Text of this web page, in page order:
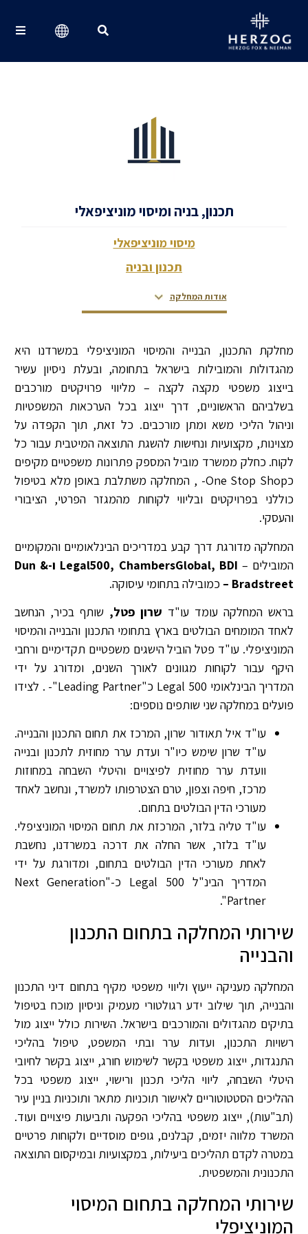
תכנון, בניה ומיסוי מוניציפאלי
מיסוי מוניציפאלי
תכנון ובניה
אודות המחלקה
צוות המחלקה
דירוגים ופרסים
צור קשר
מחלקת התכנון, הבנייה והמיסוי המוניציפלי במשרדנו היא
מהגדולות והמובילות בישראל בתחומה, ובעלת ניסיון עשיר
בייצוג משפטי מקצה לקצה – מליווי פרויקטים מורכבים
בשלביהם הראשוניים, דרך ייצוג בכל הערכאות המשפטיות
וניהול הליכי משא ומתן מורכבים. כל זאת, תוך הקפדה על
מצוינות, מקצועיות ונחישות להשגת התוצאה המיטבית עבור כל
לקוח. כחלק ממשרד מוביל המספק פתרונות משפטיים מקיפים
כOne Stop Shop- , המחלקה משתלבת באופן מלא בטיפול
כוללני בפרויקטים ובליווי לקוחות מהמגזר הפרטי, הציבורי
והעסקי.
המחלקה מדורגת דרך קבע במדריכים הבינלאומיים והמקומיים
המובילים – Legal500, ChambersGlobal, BDI ו -Dun &
Bradstreet –
כמובילה בתחומי עיסוקה.
בראש המחלקה עומד עו"ד שרון פטל, שותף בכיר, הנחשב
לאחד המומחים הבולטים בארץ בתחומי התכנון והבנייה והמיסוי
המוניציפלי. עו"ד פטל הוביל הישגים משפטיים תקדימיים ורחבי
היקף עבור לקוחות מגוונים לאורך השנים, ומדורג על ידי
המדריך הבינלאומי Legal 500 כ"Leading Partner"- . לצידו
פועלים במחלקה שני שותפים נוספים:
עו"ד איל תאודור שרון, המרכז את תחום התכנון והבנייה.
עו"ד שרון שימש כיו"ר ועדת ערר מחוזית לתכנון ובנייה
וועדת ערר מחוזית לפיצויים והיטלי השבחה במחוזות
מרכז, חיפה וצפון, טרם הצטרפותו למשרד, ונחשב לאחד
מעורכי הדין הבולטים בתחום.
עו"ד טליה בלזר, המרכזת את תחום המיסוי המוניציפלי.
עו"ד בלזר, אשר החלה את דרכה במשרדנו, נחשבת
לאחת מעורכי הדין הבולטים בתחום, ומדורגת על ידי
המדריך הבינ"ל Legal 500 כ-"Next Generation
Partner".
שירותי המחלקה בתחום התכנון
והבנייה
המחלקה מעניקה ייעוץ וליווי משפטי מקיף בתחום דיני התכנון
והבנייה, תוך שילוב ידע רגולטורי מעמיק וניסיון מוכח בטיפול
בתיקים מהגדולים והמורכבים בישראל. השירות כולל ייצוג מול
רשויות התכנון, ועדות ערר ובתי המשפט, טיפול בהליכי
התנגדות, ייצוג משפטי בקשר לשימוש חורג, ייצוג בקשר לחיובי
היטלי השבחה, ליווי הליכי תכנון ורישוי, ייצוג משפטי בכל
ההליכים הסטטוטוריים לאישור תוכניות מתאר ותוכניות בניין עיר
(תב"עות), ייצוג משפטי בהליכי הפקעה ותביעות פיצויים ועוד.
המשרד מלווה יזמים, קבלנים, גופים מוסדיים ולקוחות פרטיים
במטרה לקדם תהליכים ביעילות, במקצועיות ובמיקסום התוצאה
התכנונית והמשפטית.
שירותי המחלקה בתחום המיסוי
המוניציפלי